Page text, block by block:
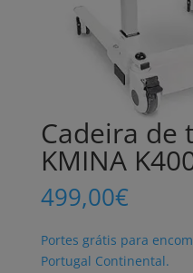
Cadeira de
KMINA
499,00€
Portes grátis para
Portugal Continental.